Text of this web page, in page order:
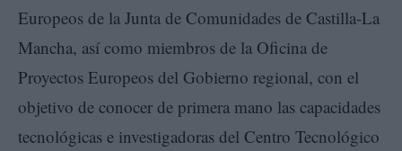
Europeos de la Junta de Comunidades de Castilla-La
Mancha, así como miembros de la Oficina de
Proyectos Europeos del Gobierno regional, con el
objetivo de conocer de primera mano las capacidades
tecnológicas e investigadoras del Centro Tecnológico